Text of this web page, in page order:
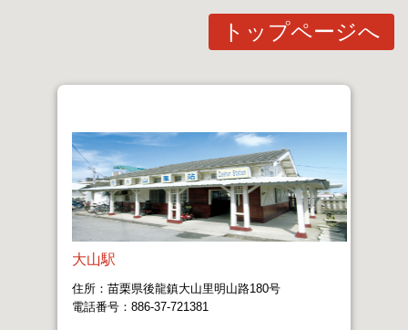
トップページへ
大山駅
住所：苗栗県後龍鎮大山里明山路180号
電話番号：886-37-721381